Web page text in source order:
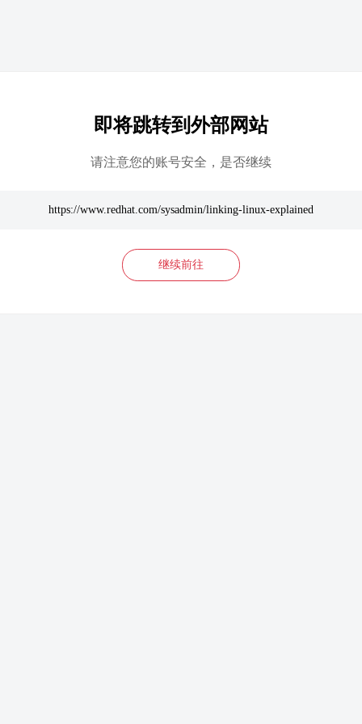
即将跳转到外部网站
请注意您的账号安全，是否继续
https://www.redhat.com/sysadmin/linking-linux-explained
继续前往